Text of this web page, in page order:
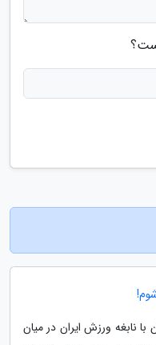
نابغه ورزش ایران در میان